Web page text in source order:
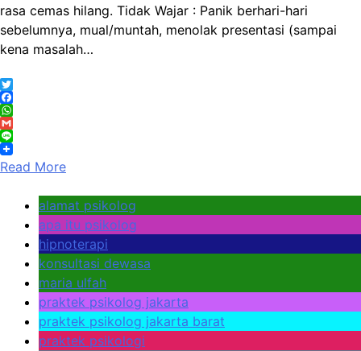
rasa cemas hilang. Tidak Wajar : Panik berhari-hari
sebelumnya, mual/muntah, menolak presentasi (sampai
kena masalah…
Twitter
Facebook
WhatsApp
Gmail
Line
Read More
alamat psikolog
apa itu psikolog
hipnoterapi
konsultasi dewasa
maria ulfah
praktek psikolog jakarta
praktek psikolog jakarta barat
praktek psikologi